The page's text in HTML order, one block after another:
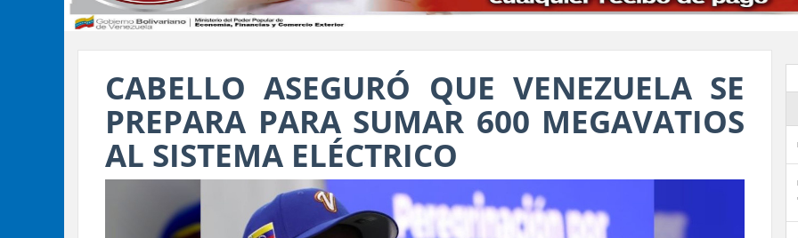
CABELLO ASEGURÓ QUE VENEZUELA SE
PREPARA PARA SUMAR 600 MEGAVATIOS
AL SISTEMA ELÉCTRICO